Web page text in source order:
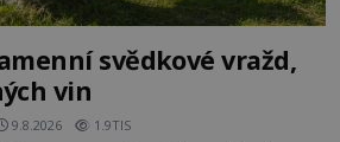
svědkové vražd,
vin
9.8.2026 1.9TIS